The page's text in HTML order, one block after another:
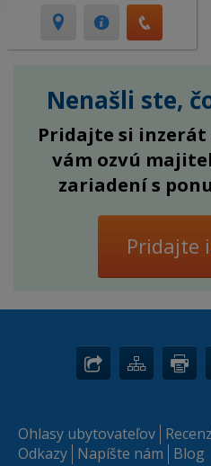
Nenašli ste,
Pridajte si inzerát
vám ozvú
zariadení s
Pridajte
Ohlasy ubytovateľov
Odkazy Napíšte nám Blog